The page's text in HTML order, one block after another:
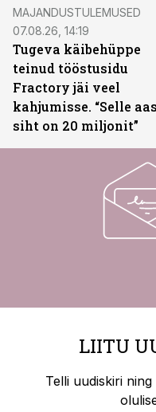
MAJANDUSTULEMUSED
07.08.26, 14:19
Tugeva käibehüppe
teinud tööstusidu
Fractory jäi veel
kahjumisse. “Selle
siht on 20 miljonit”
LIITU
Telli uudiskiri